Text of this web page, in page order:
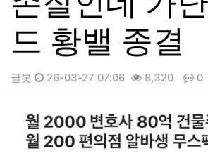
드 황밸 종결
글봇 26-03-27 07:06 8,320 0
본문